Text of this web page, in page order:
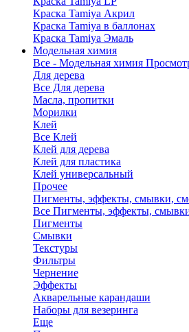
Краска Tamiya Акрил
Краска Tamiya в баллонах
Краска Tamiya Эмаль
Модельная химия
Все - Модельная химия
Для дерева
Все Для дерева
Масла, пропитки
Морилки
Клей
Все Клей
Клей для дерева
Клей для пластика
Клей универсальный
Прочее
Пигменты, эффекты, смывки,
Все Пигменты, эффекты,
Пигменты
Смывки
Текстуры
Фильтры
Чернение
Эффекты
Акварельные карандаши
Наборы для везеринга
Еще